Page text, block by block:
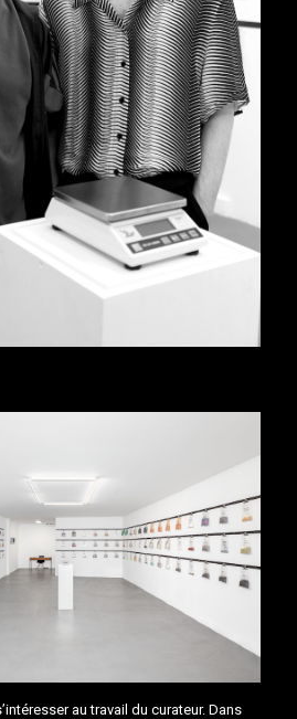
au travail du curateur. Dans